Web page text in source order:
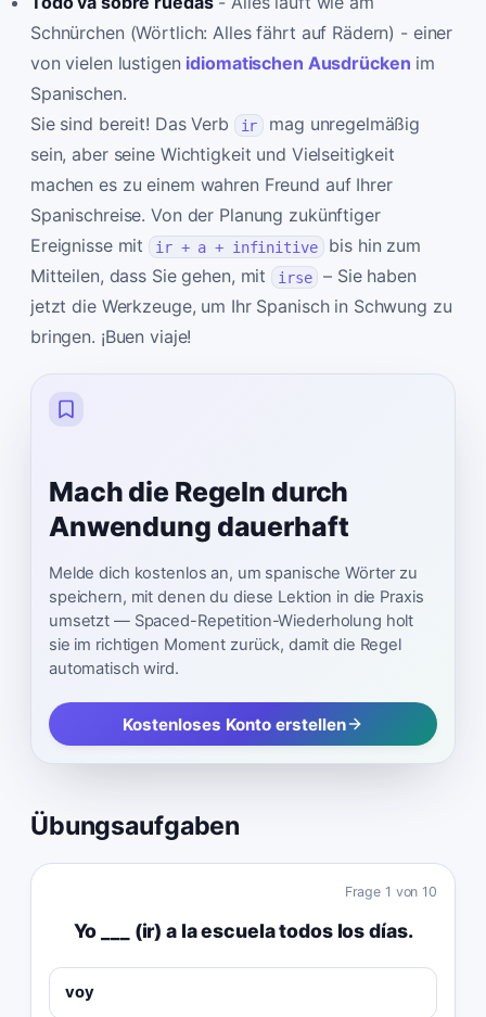
Schnürchen (Wörtlich: Alles fährt auf Rädern) - einer
von vielen lustigen idiomatischen Ausdrücken im
Spanischen.
Sie sind bereit! Das Verb
ir
mag unregelmäßig
sein, aber seine Wichtigkeit und Vielseitigkeit
machen es zu einem wahren Freund auf Ihrer
Spanischreise. Von der Planung zukünftiger
Ereignisse mit ir + a + infinitive bis hin zum
Mitteilen, dass Sie gehen, mit irse
– Sie haben
jetzt die Werkzeuge, um Ihr Spanisch in Schwung zu
bringen. ¡Buen viaje!
Mach die Regeln durch
Anwendung dauerhaft
Melde dich kostenlos an, um spanische Wörter zu
speichern, mit denen du diese Lektion in die Praxis
umsetzt — Spaced-Repetition-Wiederholung holt
sie im richtigen Moment zurück, damit die Regel
automatisch wird.
Kostenloses Konto erstellen
Übungsaufgaben
Frage 1 von 10
Yo ___ (ir) a la escuela todos los días.
voy